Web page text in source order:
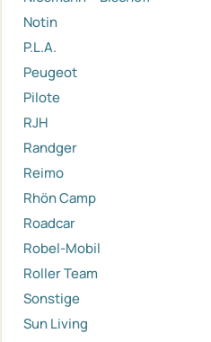
Notin
P.L.A.
Peugeot
Pilote
RJH
Randger
Reimo
Rhön Camp
Roadcar
Robel-Mobil
Roller Team
Sonstige
Sun Living